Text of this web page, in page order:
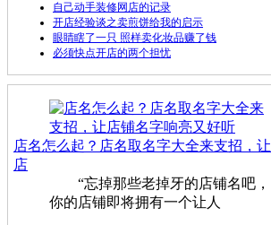
自己动手装修网店的记录
开店经验谈之卖煎饼给我的启示
眼睛瞎了一只 照样卖化妆品赚了钱
必须快点开店的两个担忧
店名怎么起？店名取名字大全来支招，让
店
“忘掉那些老掉牙的店铺名吧，
你的店铺即将拥有一个让人